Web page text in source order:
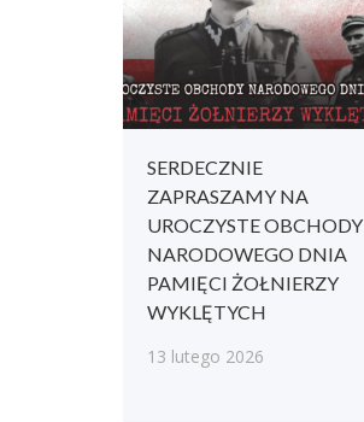
SERDECZNIE
ZAPRASZAMY NA
UROCZYSTE OBCHODY
NARODOWEGO DNIA
PAMIĘCI ŻOŁNIERZY
WYKLĘTYCH
13 lutego 2026